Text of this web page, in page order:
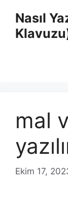
Nasıl
mal
Ekim 17,